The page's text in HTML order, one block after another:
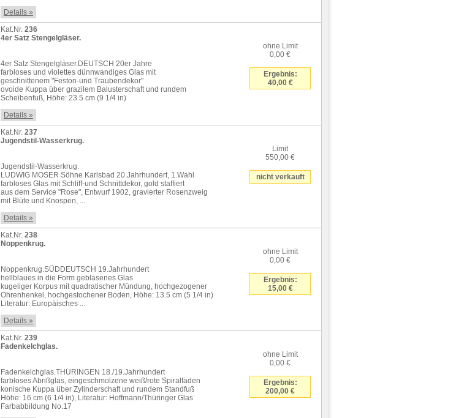
Details »
Kat.Nr. 236
4er Satz Stengelgläser.
4er Satz Stengelgläser.DEUTSCH 20er Jahre
farbloses und violettes dünnwandiges Glas mit
geschnittenem "Feston-und Traubendekor"
ovoide Kuppa über grazilem Balusterschaft und rundem
Scheibenfuß, Höhe: 23.5 cm (9 1/4 in)
Details »
ohne Limit
0,00 €
Ergebnis:
40,00 €
Kat.Nr. 237
Jugendstil-Wasserkrug.
Jugendstil-Wasserkrug.
LUDWIG MOSER Söhne Karlsbad 20.Jahrhundert, 1.Wahl
farbloses Glas mit Schliff-und Schnittdekor, gold staffiert
aus dem Service "Rose", Entwurf 1902, gravierter Rosenzweig
mit Blüte und Knospen, ...
Details »
Limit
550,00 €
nicht verkauft
Kat.Nr. 238
Noppenkrug.
Noppenkrug.SÜDDEUTSCH 19.Jahrhundert
hellblaues in die Form geblasenes Glas
kugeliger Korpus mit quadratischer Mündung, hochgezogener
Ohrenhenkel, hochgestochener Boden, Höhe: 13.5 cm (5 1/4 in)
Literatur: Europäisches ...
Details »
ohne Limit
0,00 €
Ergebnis:
15,00 €
Kat.Nr. 239
Fadenkelchglas.
Fadenkelchglas.THÜRINGEN 18./19.Jahrhundert
farbloses Abrißglas, eingeschmolzene weiß/rote Spiralfäden
konische Kuppa über Zylinderschaft und rundem Standfuß
Höhe: 16 cm (6 1/4 in), Literatur: Hoffmann/Thüringer Glas
Farbabbildung No.17
ohne Limit
0,00 €
Ergebnis:
200,00 €